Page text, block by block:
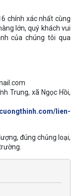
chính xác nhất cùng
lớn, quý khách vui
của chúng tôi qua
Trung, xã Ngọc Hồi,
lien-
đúng chủng loại,